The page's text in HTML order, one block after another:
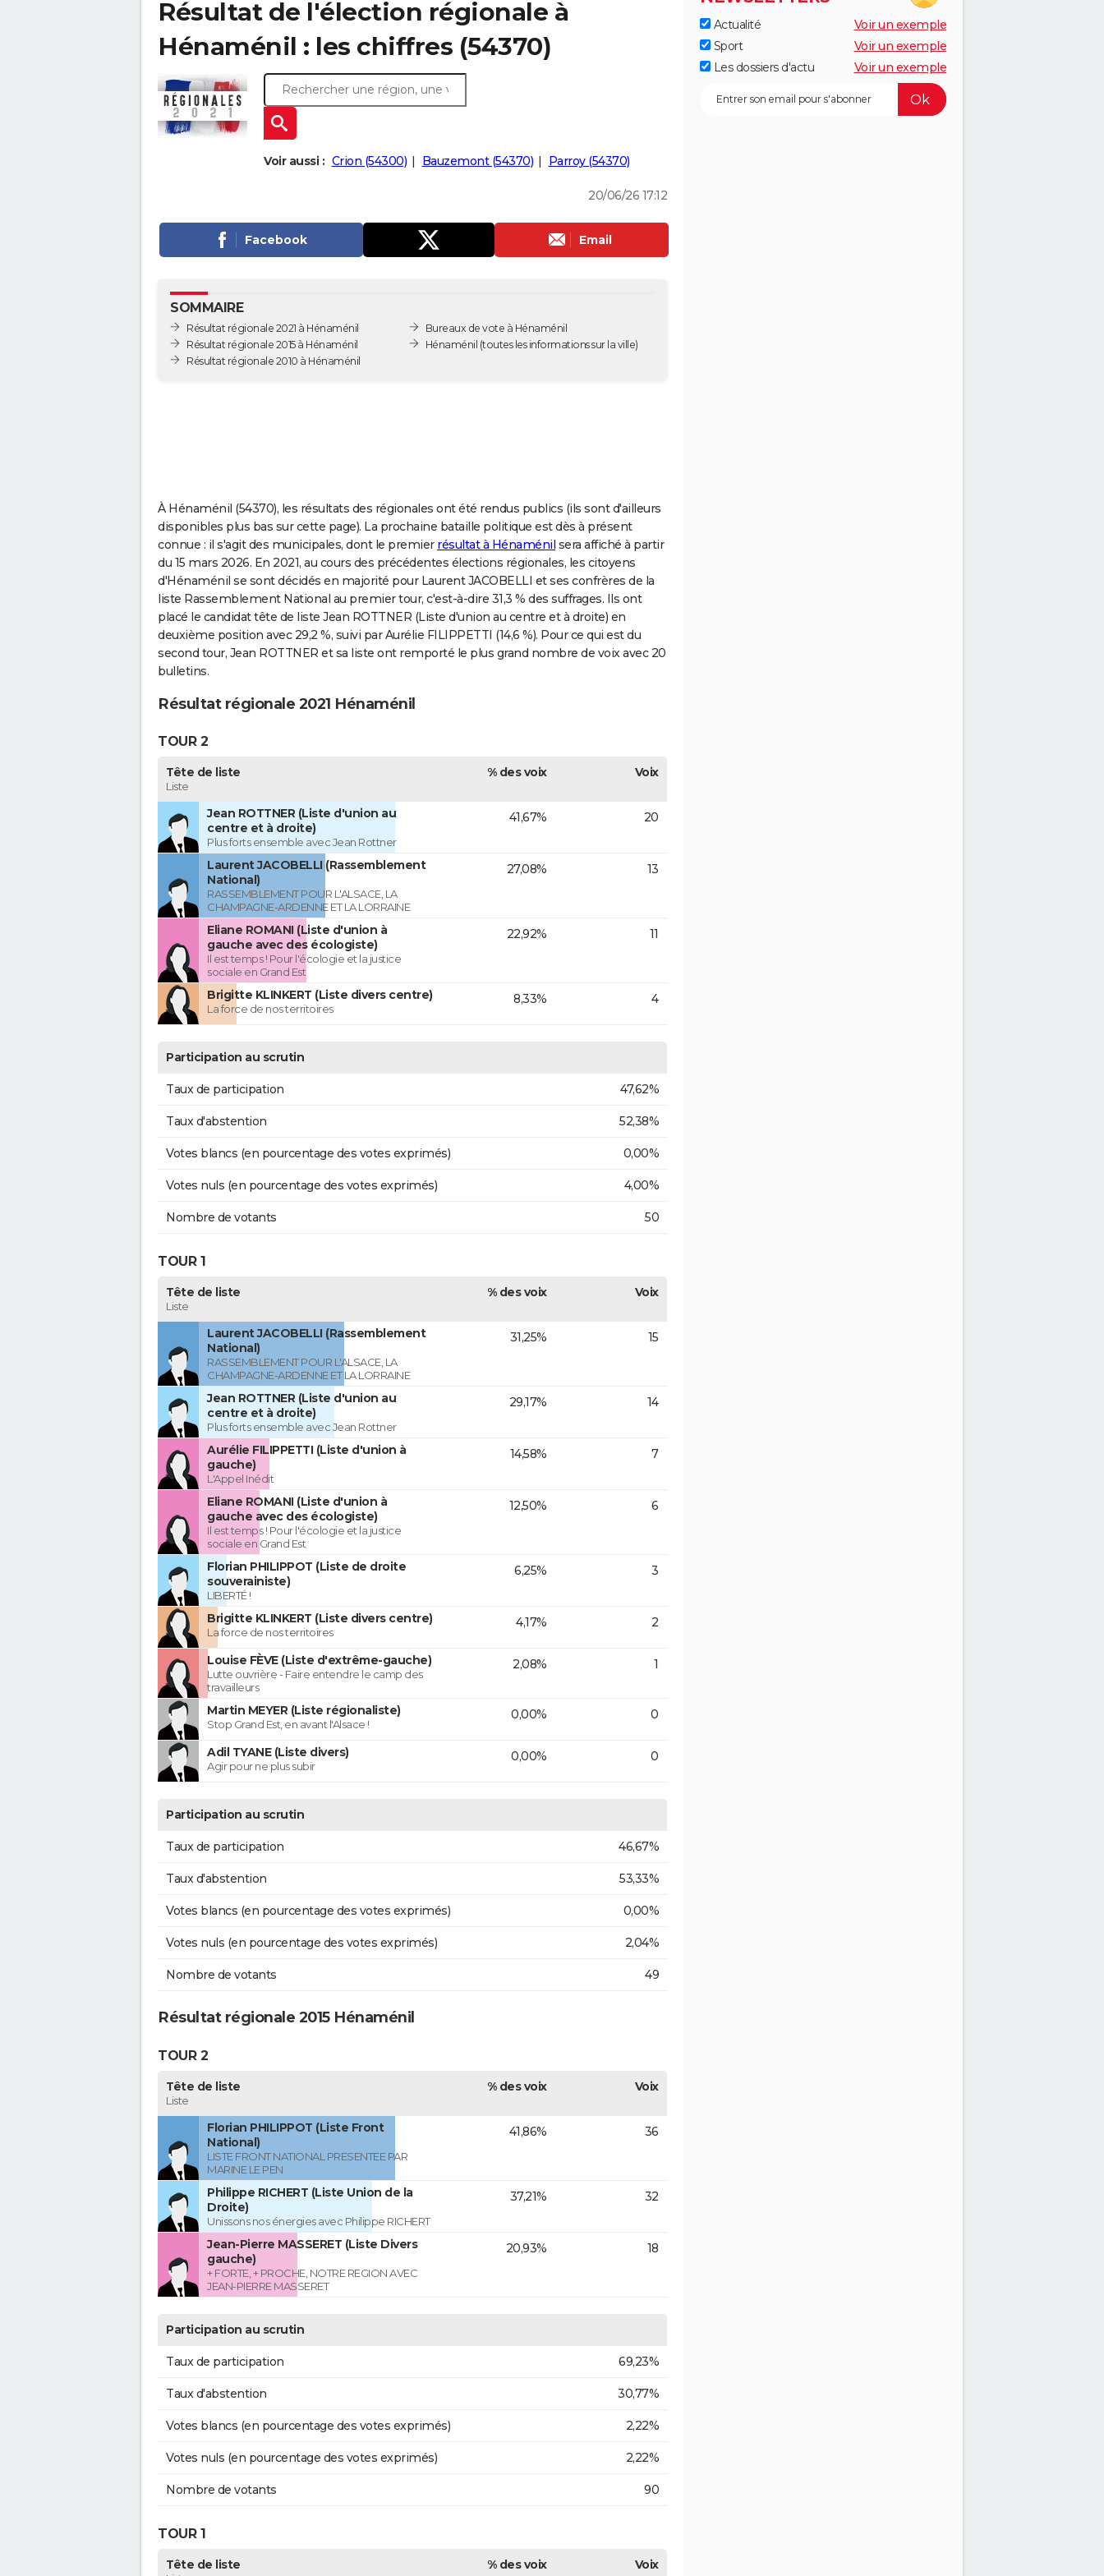
Résultat de l'élection régionale à
Hénaménil : les chiffres (54370)
Voir aussi : Crion (54300) Bauzemont (54370) Parroy (54370)
20/06/26 17:12
Facebook Email
SOMMAIRE
Résultat régionale 2021 à Hénaménil
Résultat régionale 2015 à Hénaménil
Résultat régionale 2010 à Hénaménil
Bureaux de vote à Hénaménil
Hénaménil (toutes les informations sur la ville)
À Hénaménil (54370), les résultats des régionales ont été rendus publics (ils sont d'ailleurs
disponibles plus bas sur cette page). La prochaine bataille politique est dès à présent
connue : il s'agit des municipales, dont le premier résultat à Hénaménil sera affiché à partir
du 15 mars 2026. En 2021, au cours des précédentes élections régionales, les citoyens
d'Hénaménil se sont décidés en majorité pour Laurent JACOBELLI et ses confrères de la
liste Rassemblement National au premier tour, c'est-à-dire 31,3 % des suffrages. Ils ont
placé le candidat tête de liste Jean ROTTNER (Liste d'union au centre et à droite) en
deuxième position avec 29,2 %, suivi par Aurélie FILIPPETTI (14,6 %). Pour ce qui est du
second tour, Jean ROTTNER et sa liste ont remporté le plus grand nombre de voix avec 20
bulletins.
Résultat régionale 2021 Hénaménil
TOUR 2
Tête de liste
Liste
% des voix Voix
Jean ROTTNER (Liste d'union au
centre et à droite)
Plus forts ensemble avec Jean Rottner
41,67% 20
Laurent JACOBELLI (Rassemblement
National)
RASSEMBLEMENT POUR L'ALSACE, LA
CHAMPAGNE-ARDENNE ET LA LORRAINE
27,08% 13
Eliane ROMANI (Liste d'union à
gauche avec des écologiste)
Il est temps ! Pour l'écologie et la justice
sociale en Grand Est
22,92% 11
Brigitte KLINKERT (Liste divers centre)
La force de nos territoires
8,33% 4
Participation au scrutin
Taux de participation 47,62%
Taux d'abstention 52,38%
Votes blancs (en pourcentage des votes exprimés) 0,00%
Votes nuls (en pourcentage des votes exprimés) 4,00%
Nombre de votants 50
TOUR 1
Tête de liste
Liste
% des voix Voix
Laurent JACOBELLI (Rassemblement
National)
RASSEMBLEMENT POUR L'ALSACE, LA
CHAMPAGNE-ARDENNE ET LA LORRAINE
31,25% 15
Jean ROTTNER (Liste d'union au
centre et à droite)
Plus forts ensemble avec Jean Rottner
29,17% 14
Aurélie FILIPPETTI (Liste d'union à
gauche)
L'Appel Inédit
14,58% 7
Eliane ROMANI (Liste d'union à
gauche avec des écologiste)
Il est temps ! Pour l'écologie et la justice
sociale en Grand Est
12,50% 6
Florian PHILIPPOT (Liste de droite
souverainiste)
LIBERTÉ !
6,25% 3
Brigitte KLINKERT (Liste divers centre)
La force de nos territoires
4,17% 2
Louise FÈVE (Liste d'extrême-gauche)
Lutte ouvrière - Faire entendre le camp des
travailleurs
2,08% 1
Martin MEYER (Liste régionaliste)
Stop Grand Est, en avant l'Alsace !
0,00% 0
Adil TYANE (Liste divers)
Agir pour ne plus subir
0,00% 0
Participation au scrutin
Taux de participation 46,67%
Taux d'abstention 53,33%
Votes blancs (en pourcentage des votes exprimés) 0,00%
Votes nuls (en pourcentage des votes exprimés) 2,04%
Nombre de votants 49
Résultat régionale 2015 Hénaménil
TOUR 2
Tête de liste
Liste
% des voix Voix
Florian PHILIPPOT (Liste Front
National)
LISTE FRONT NATIONAL PRESENTEE PAR
MARINE LE PEN
41,86% 36
Philippe RICHERT (Liste Union de la
Droite)
Unissons nos énergies avec Philippe RICHERT
37,21% 32
Jean-Pierre MASSERET (Liste Divers
gauche)
+ FORTE, + PROCHE, NOTRE REGION AVEC
JEAN-PIERRE MASSERET
20,93% 18
Participation au scrutin
Taux de participation 69,23%
Taux d'abstention 30,77%
Votes blancs (en pourcentage des votes exprimés) 2,22%
Votes nuls (en pourcentage des votes exprimés) 2,22%
Nombre de votants 90
TOUR 1
Tête de liste % des voix Voix
Actualité
Voir un exemple
Sport
Voir un exemple
Les dossiers d'actu
Voir un exemple